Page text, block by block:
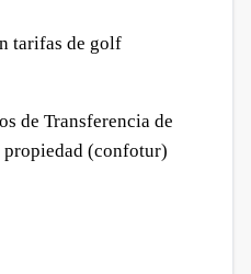
tarifas de golf
de Transferencia de
(confotur)